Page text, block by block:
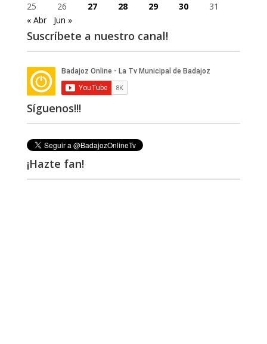
25
26 27 28 29 30
31
« Abr
Jun »
Suscríbete a nuestro canal!
Síguenos!!!
¡Hazte fan!